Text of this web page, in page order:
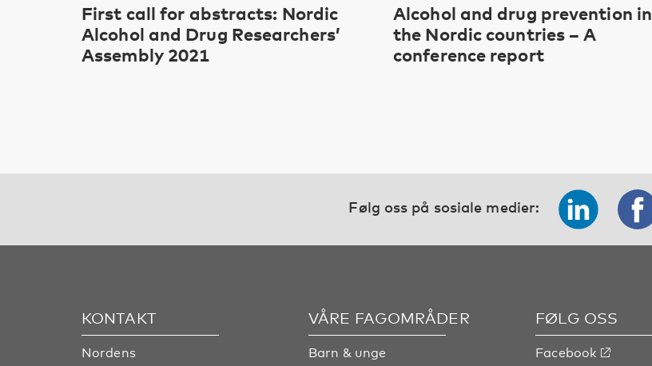
First call for abstracts: Nordic
Alcohol and Drug Researchers’
Assembly 2021
Alcohol and drug prevention in
the Nordic countries – A
conference report
Følg oss på sosiale medier:
KONTAKT
Nordens
VÅRE FAGOMRÅDER
Barn & unge
FØLG OSS
Facebook